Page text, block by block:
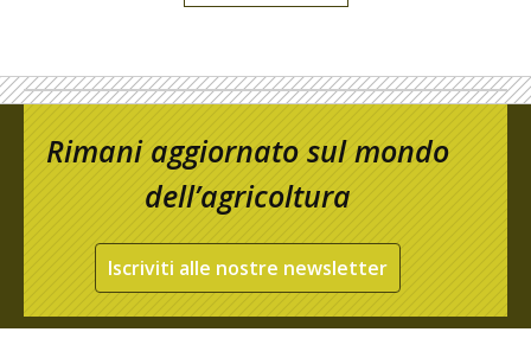
Rimani aggiornato sul mondo
dell’agricoltura
Iscriviti alle nostre newsletter